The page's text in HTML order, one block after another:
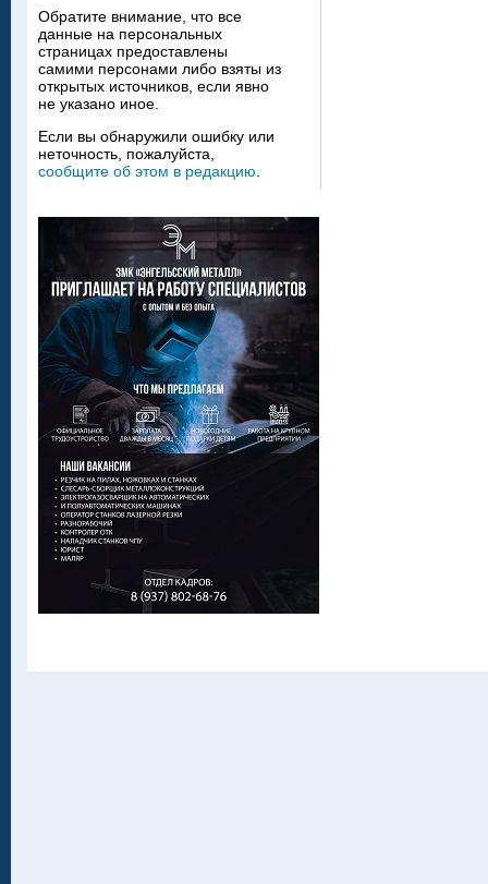
Обратите внимание, что все
данные на персональных
страницах предоставлены
самими персонами либо взяты из
открытых источников, если явно
не указано иное.
Если вы обнаружили ошибку или
неточность, пожалуйста,
сообщите об этом в редакцию